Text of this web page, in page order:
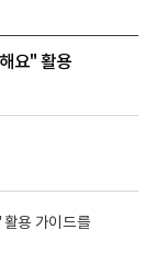
요" 활용
용 가이드를